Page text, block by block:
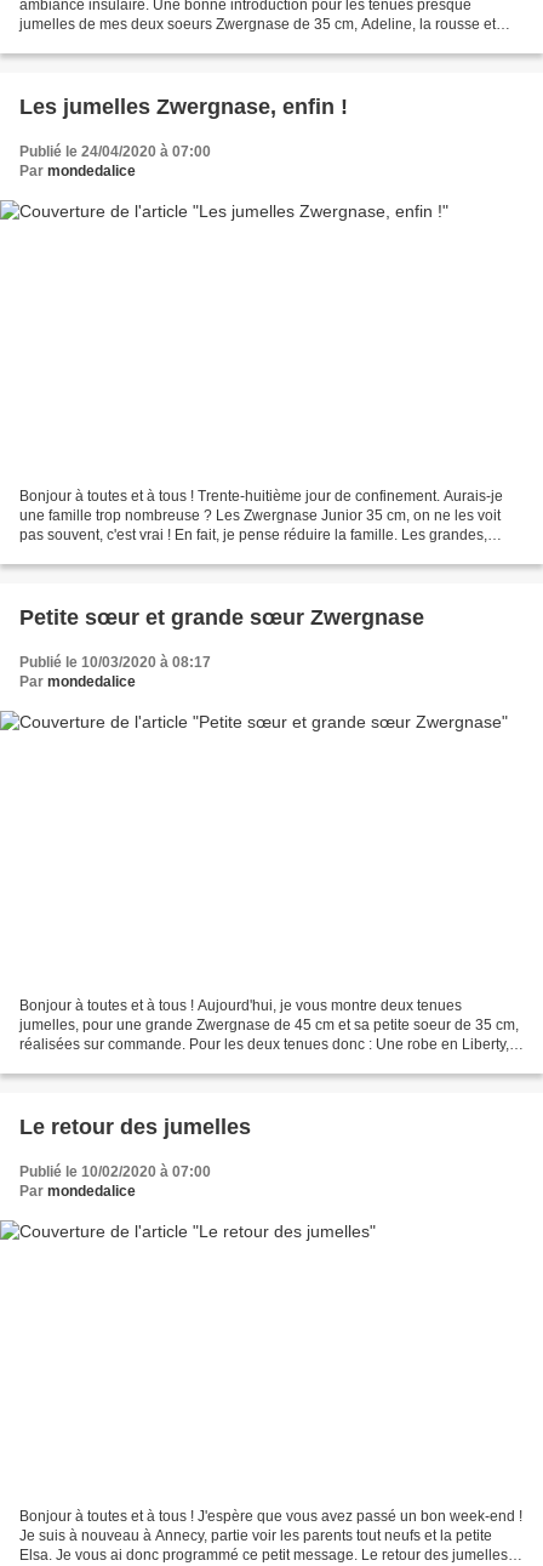
ambiance insulaire. Une bonne introduction pour les tenues presque
jumelles de mes deux soeurs Zwergnase de 35 cm, Adeline, la rousse et
Les jumelles Zwergnase, enfin !
Publié le 24/04/2020 à 07:00
Par mondedalice
Bonjour à toutes et à tous ! Trente-huitième jour de confinement. Aurais-je
une famille trop nombreuse ? Les Zwergnase Junior 35 cm, on ne les voit
pas souvent, c'est vrai ! En fait, je pense réduire la famille. Les grandes,
Petite sœur et grande sœur Zwergnase
Publié le 10/03/2020 à 08:17
Par mondedalice
Bonjour à toutes et à tous ! Aujourd'hui, je vous montre deux tenues
jumelles, pour une grande Zwergnase de 45 cm et sa petite soeur de 35 cm,
réalisées sur commande. Pour les deux tenues donc : Une robe en Liberty,
Le retour des jumelles
Publié le 10/02/2020 à 07:00
Par mondedalice
Bonjour à toutes et à tous ! J'espère que vous avez passé un bon week-end !
Je suis à nouveau à Annecy, partie voir les parents tout neufs et la petite
Elsa. Je vous ai donc programmé ce petit message. Le retour des jumelles